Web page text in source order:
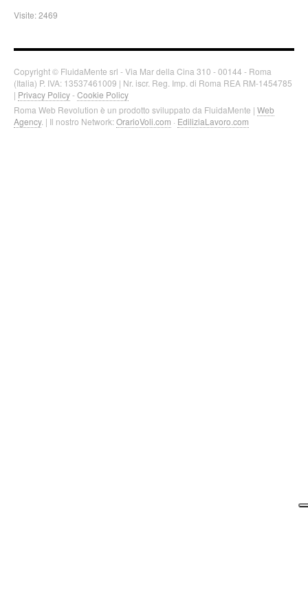
Visite: 2469
Copyright © FluidaMente srl - Via Mar della Cina 310 - 00144 - Roma
(Italia) P. IVA: 13537461009 | Nr. iscr. Reg. Imp. di Roma REA RM-1454785
| Privacy Policy-Cookie Policy
Roma Web Revolution è un prodotto sviluppato da FluidaMente | Web
Agency. | Il nostro Network: OrarioVoli.com · EdiliziaLavoro.com